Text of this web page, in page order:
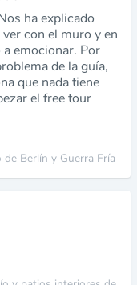
ha explicado
con el muro y en
emocionar. Por
de la guía,
que nada tiene
el free tour
de Berlín y Guerra Fría